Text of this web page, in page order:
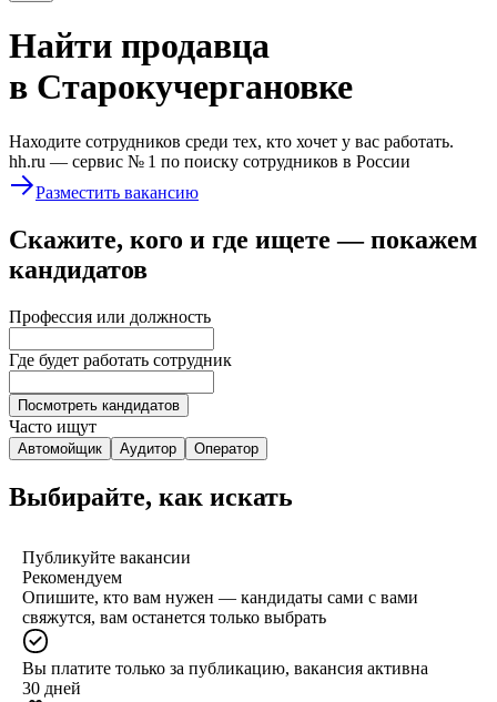
Найти продавца
в Старокучергановке
Находите сотрудников среди тех, кто хочет у вас работать.
hh.ru — сервис № 1 по поиску сотрудников в России
Разместить вакансию
Скажите, кого и где ищете — покажем
кандидатов
Профессия или должность
Где будет работать сотрудник
Посмотреть кандидатов
Часто ищут
Автомойщик Аудитор Оператор
Выбирайте, как искать
Публикуйте вакансии
Рекомендуем
Опишите, кто вам нужен — кандидаты сами с вами
свяжутся, вам останется только выбрать
Вы платите только за публикацию, вакансия активна
30 дней